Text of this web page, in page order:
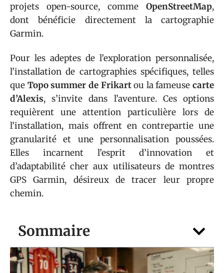
Sommaire
projets open-source, comme OpenStreetMap,
dont bénéficie directement la cartographie
Garmin.
Pour les adeptes de l’exploration personnalisée,
l’installation de cartographies spécifiques, telles
que Topo summer de Frikartou la fameuse carte
d’Alexis, s’invite dans l’aventure. Ces options
requièrent une attention particulière lors de
l’installation, mais offrent en contrepartie une
granularité et une personnalisation poussées.
Elles incarnent l’esprit d’innovation et
d’adaptabilité cher aux utilisateurs de montres
GPS Garmin, désireux de tracer leur propre
chemin.